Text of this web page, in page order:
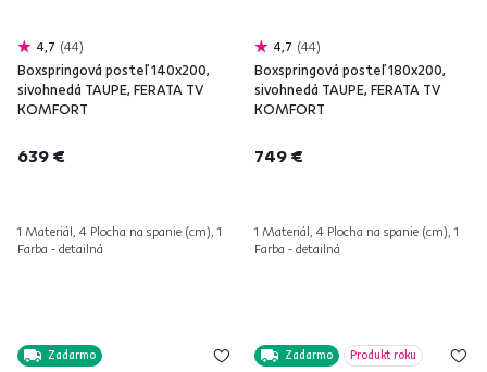
4,7 44
Boxspringová posteľ 140x200,
sivohnedá TAUPE, FERATA TV
KOMFORT
639 €
1 Materiál, 4 Plocha na spanie (cm), 1
Farba - detailná
4,7 44
Boxspringová posteľ 180x200,
sivohnedá TAUPE, FERATA TV
KOMFORT
749 €
1 Materiál, 4 Plocha na spanie (cm), 1
Farba - detailná
Zadarmo Zadarmo Produkt roku